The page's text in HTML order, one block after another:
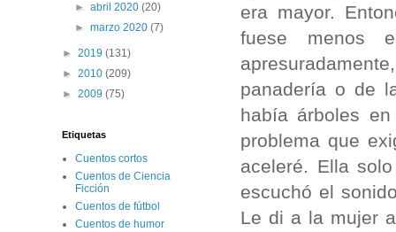
era mayor.
fuese menos
panadería o de
había árboles
problema que
aceleré. Ella
escuchó el
Le di a la mujer
►abril 2020(20)
►marzo 2020(7)
► 2019 (131)
► 2010 (209)
► 2009 (75)
Etiquetas
Cuentos cortos
Cuentos de Ciencia
Ficción
Cuentos de fútbol
Cuentos de humor